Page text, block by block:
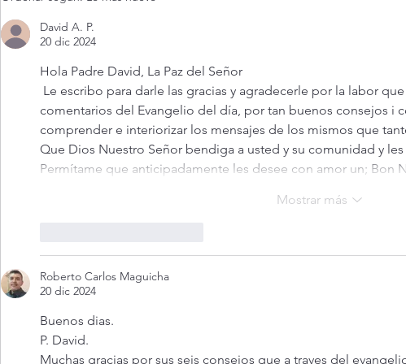
abandona (Mt 17,14-20)
David A. P.
20 dic 2024
Hola Padre David, La Paz del Señor
comentarios del Evangelio del día, por tan buenos consejos i
comprender e interiorizar los mensajes de los mismos que
Que Dios Nuestro Señor bendiga a usted y su comunidad y
Permítame que anticipadamente les desee con amor un; Bon
Mostrar más
Roberto Carlos Maguicha
20 dic 2024
Buenos dias.
P. David.
Muchas gracias por sus seis consejos que a traves del